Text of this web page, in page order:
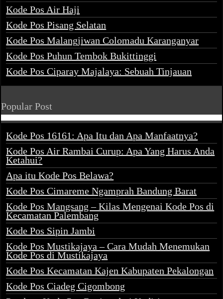
Kode Pos Air Haji
Kode Pos Pisang Selatan
Kode Pos Malangjiwan Colomadu Karanganyar
Kode Pos Puhun Tembok Bukittinggi
Kode Pos Ciparay Majalaya: Sebuah Tinjauan
Popular Post
Kode Pos 16161: Apa Itu dan Apa Manfaatnya?
Kode Pos Air Rambai Curup: Apa Yang Harus Anda
Ketahui?
Apa itu Kode Pos Belawa?
Kode Pos Cimareme Ngamprah Bandung Barat
Kode Pos Mangsang – Kilas Mengenai Kode Pos di
Kecamatan Palembang
Kode Pos Sipin Jambi
Kode Pos Mustikajaya – Cara Mudah Menemukan
Kode Pos di Mustikajaya
Kode Pos Kecamatan Kajen Kabupaten Pekalongan
Kode Pos Ciadeg Cigombong